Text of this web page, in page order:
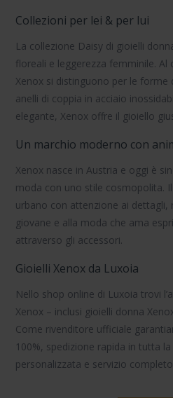
Collezioni per lei & per lui
La collezione Daisy di gioielli
floreali e leggerezza femminile. Al
Xenox si distinguono per le forme
anelli di coppia in acciaio
elegante, Xenox offre il gioiello
Un marchio moderno con
Xenox nasce in Austria e oggi è
moda con uno stile cosmopolita.
urbano con attenzione ai dettagli,
giovane e alla moda che ama
attraverso gli accessori.
Gioielli Xenox da Luxoia
Nello shop online di Luxoia trovi
Xenox – inclusi gioielli donna
Come rivenditore ufficiale
100%, spedizione rapida in tutta
personalizzata e servizio